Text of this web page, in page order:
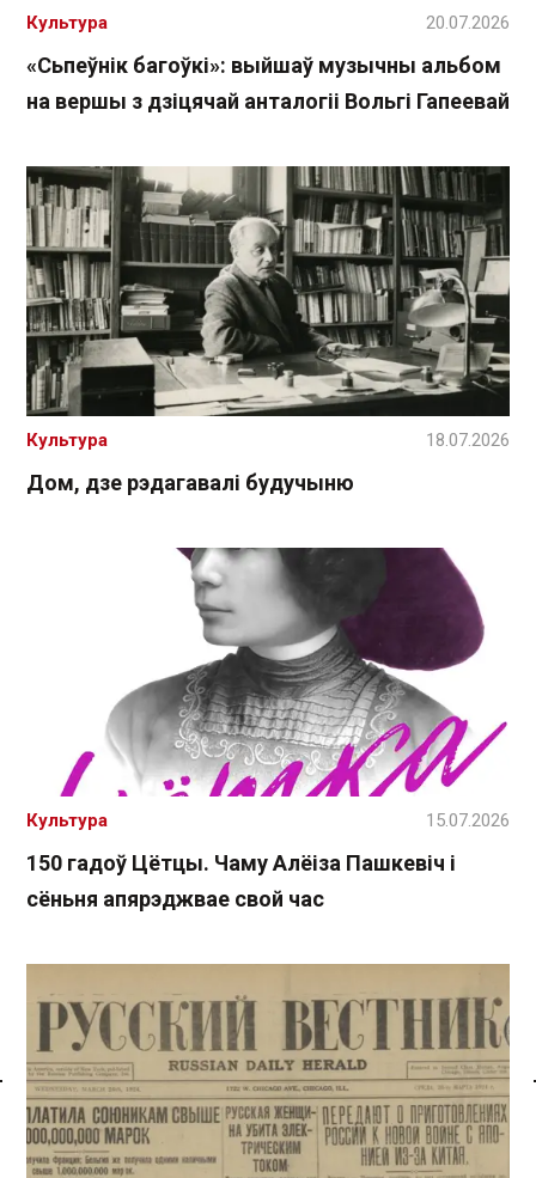
Спасылка без VPN
«Сьпеўнік багоўкі»: выйшаў музычны альбом
на вершы з дзіцячай анталогіі Вольгі Гапеевай
Культура 20.07.2026
Дом, дзе рэдагавалі будучыню
Культура 18.07.2026
150 гадоў Цётцы. Чаму Алёіза Пашкевіч і
сёньня апярэджвае свой час
Культура 15.07.2026